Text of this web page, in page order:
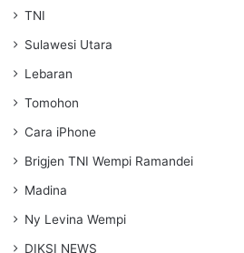
TNI
Sulawesi Utara
Lebaran
Tomohon
Cara iPhone
Brigjen TNI Wempi Ramandei
Madina
Ny Levina Wempi
DIKSI NEWS